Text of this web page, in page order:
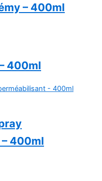
– 400ml
400ml
400ml